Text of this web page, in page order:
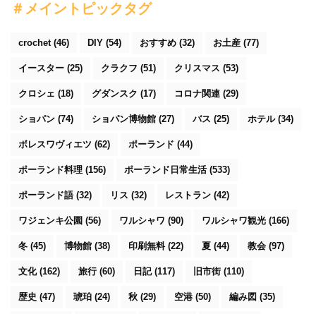
＃メイントピックタグ
crochet(46) DIY (54) おすすめ (32) お土産 (77)
イースター (25) クラクフ (51) クリスマス (53)
クロシェ (18) グダンスク (17) コロナ関連 (29)
ショパン (74) ショパン博物館 (27) バス (25) ホテル(34)
ボレスワヴィエツ (62) ポーランド (44)
ポーランド料理 (156) ポーランド日常生活(533)
ポーランド語(32) リス (32) レストラン (42)
ワジェンキ公園 (56) ワルシャワ (90) ワルシャワ観光 (166)
冬 (45) 博物館 (38) 印刷無料(22) 夏 (44) 教会 (97)
文化(162) 旅行 (60) 日記(117) 旧市街 (110)
歴史 (47) 琥珀 (24) 秋 (29) 空港 (50) 編み図 (35)